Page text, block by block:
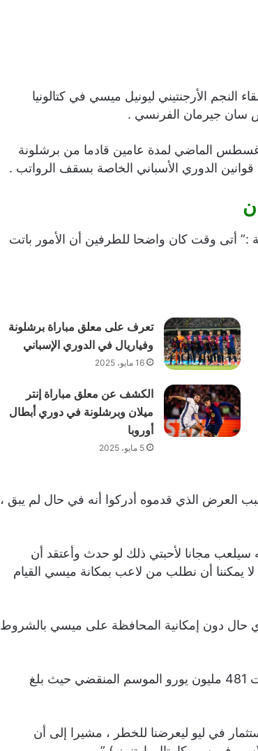
النجم الأرجنتيني ليونيل ميسي في كتالونيا
سان جيرمان الفرنسي .
الماضي لمدة عامين قادما من برشلونة
الدوري الأسباني الخاصة بسقف الرواتب .
حديثه مع إذاعة ( راك 1) الأسبانية :” أتى وقت كان واضحا للطرفين أن الأمور باتت
تعرف على معلق مباراة برشلونة
وفياريال في الدوري الإسباني
16 مايو، 2025
الكشف عن معلق مباراة إنتر
ميلان وبرشلونة في دوري أبطال
أوروبا
5 مايو، 2025
العرض الذي قدموه أدركوا أنه في حال لم يبق ،
مجانا لأحبتي ذلك لو حدث وأعتقد أن
يمكننا أن نطلب من لاعب بمكانة ميسي القيام
حال دون إمكانية المحافظة على ميسي بالشروط
وتجدر الإشارة إلى أن برشلونة سجل خسائر بلغت 481 مليون يورو الموسم المنقضي حيث بلغ
في ليو ليعرضنا للخطر ، مشيرا إلى أن